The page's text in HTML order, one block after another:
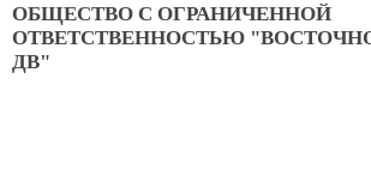
ОБЩЕСТВО С ОГРАНИЧЕННОЙ
ОТВЕТСТВЕННОСТЬЮ
ДВ"